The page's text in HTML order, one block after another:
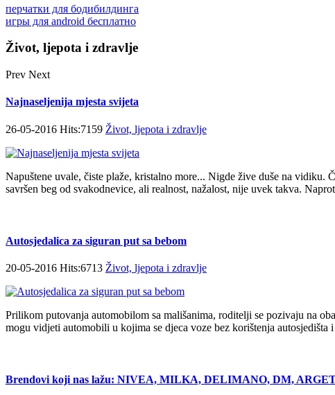
перчатки для бодибилдинга
игры для android бесплатно
Život, ljepota i zdravlje
Prev Next
Najnaseljenija mjesta svijeta
26-05-2016 Hits:7159 Život, ljepota i zdravlje
Napuštene uvale, čiste plaže, kristalno more... Nigde žive duše na vidiku.
savršen beg od svakodnevice, ali realnost, nažalost, nije uvek takva.
Autosjedalica za siguran put sa bebom
20-05-2016 Hits:6713 Život, ljepota i zdravlje
Prilikom putovanja automobilom sa mališanima, roditelji se pozivaju na
mogu vidjeti automobili u kojima se djeca voze bez korištenja autosjedišta
Brendovi koji nas lažu: NIVEA, MILKA, DELIMANO, DM,